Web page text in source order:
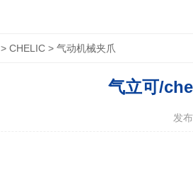
> CHELIC > 气动机械夹爪
气立可/
发